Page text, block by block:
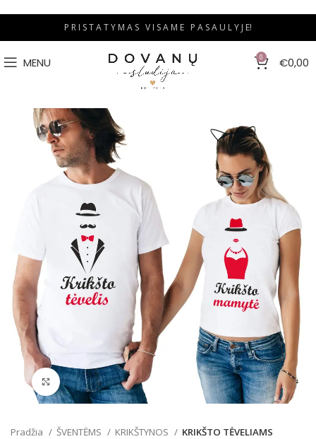
P R I S T A T Y M A S V I S A M E P A S A U L Y J E!
MENU 0 €0,00
Padidinti
Pradžia ŠVENTĖMS KRIKŠTYNOS KRIKŠTO TĖVELIAMS